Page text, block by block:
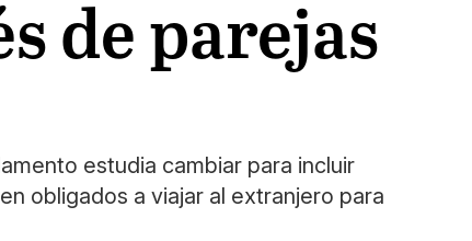
de parejas
estudia cambiar para incluir
obligados a viajar al extranjero para